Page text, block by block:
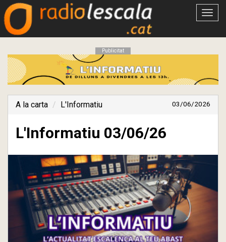
Obrir
Publicitat
A la carta L'Informatiu 03/06/2026
L'Informatiu 03/06/26